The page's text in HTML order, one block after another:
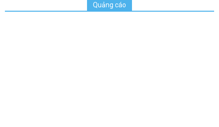
Quảng cáo